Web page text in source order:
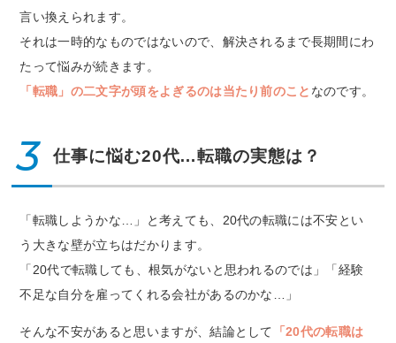
言い換えられます。
それは一時的なものではないので、解決されるまで長期間にわ
たって悩みが続きます。
「転職」の二文字が頭をよぎるのは当たり前のこと なのです。
3 仕事に悩む20代…転職の実態は？
「転職しようかな…」と考えても、20代の転職には不安とい
う大きな壁が立ちはだかります。
「20代で転職しても、根気がないと思われるのでは」「経験
不足な自分を雇ってくれる会社があるのかな…」
そんな不安があると思いますが、結論として
「20代の転職は